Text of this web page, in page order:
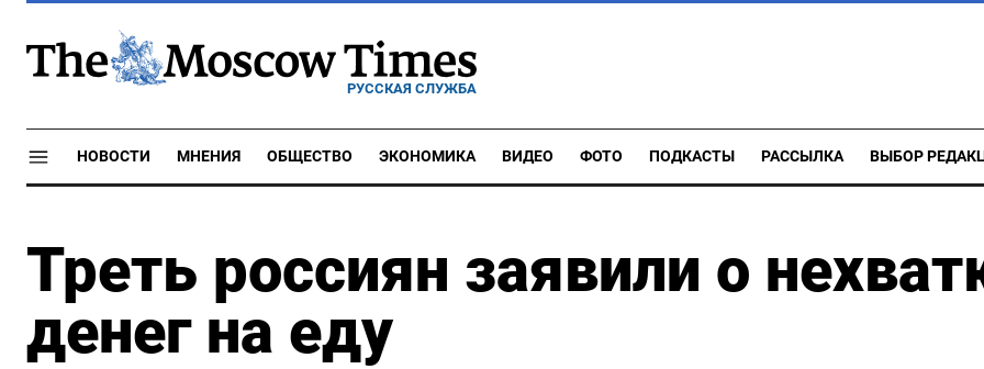
РУССКАЯ СЛУЖБА
НОВОСТИ МНЕНИЯ ОБЩЕСТВО ЭКОНОМИКА ВИДЕО ФОТО ПОДКАСТЫ РАССЫЛКА ВЫБОР
Треть россиян заявили о
денег на еду